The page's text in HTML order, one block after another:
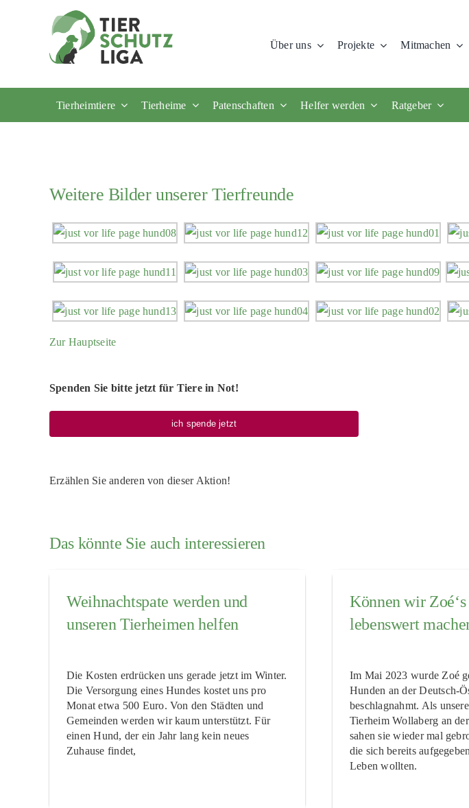
Über uns Projekte Mitmachen
Tierheimtiere Tierheime Patenschaften Helfer werden Ratgeber
Weitere Bilder unserer Tierfreunde
Zur Hauptseite
Spenden Sie bitte jetzt für Tiere in Not!
ich spende jetzt
Erzählen Sie anderen von dieser Aktion!
Das könnte Sie auch interessieren
Weihnachtspate werden und
unseren Tierheimen helfen
Die Kosten erdrücken uns gerade jetzt im Winter.
Die Versorgung eines Hundes kostet uns pro
Monat etwa 500 Euro. Von den Städten und
Gemeinden werden wir kaum unterstützt. Für
einen Hund, der ein Jahr lang kein neues
Zuhause findet,
Können wir
lebenswert
Im Mai 2023 wurde Zoé
Hunden an der Deutsch-
beschlagnahmt. Als
Tierheim Wollaberg an
sahen sie wieder mal
die sich bereits
Leben wollten.